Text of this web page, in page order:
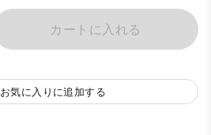
カートに入れる
お気に入りに追加する